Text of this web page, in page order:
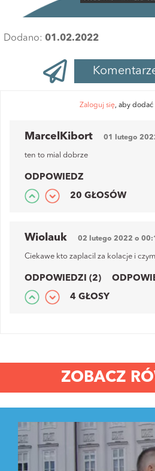
Dodano: 01.02.2022
Zaloguj się, aby dodać
MarcelKibort 01 lutego
ten to mial dobrze
ODPOWIEDZ
20 GŁOSÓW
Wiolauk 02 lutego 2022 o
Ciekawe kto zaplacil za kolacje i czym
ODPOWIEDZI (2)
4 GŁOSY
ZOBACZ